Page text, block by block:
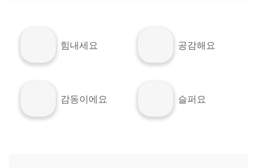
힘내세요 공감해요
감동이에요 슬퍼요